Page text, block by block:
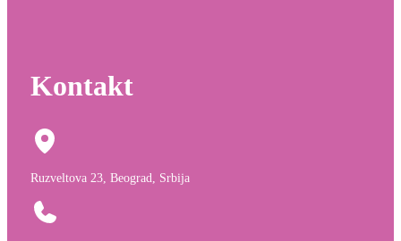
Kontakt
Ruzveltova 23, Beograd, Srbija